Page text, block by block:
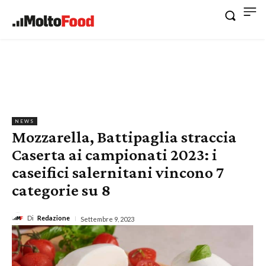
NEWS
Mozzarella, Battipaglia straccia
Caserta ai campionati 2023: i
caseifici salernitani vincono 7
categorie su 8
Di Redazione Settembre 9, 2023